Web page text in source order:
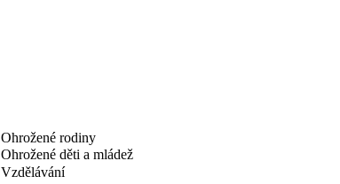
Ohrožené rodiny
Ohrožené děti a mládež
Vzdělávání